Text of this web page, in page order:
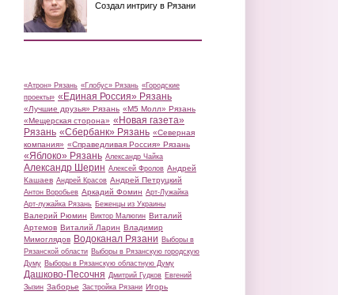
Создал интригу в Рязани
«Атрон» Рязань «Глобус» Рязань «Городские
проекты» «Единая Россия» Рязань
«Лучшие друзья» Рязань «М5 Молл» Рязань
«Мещерская сторона» «Новая газета»
Рязань «Сбербанк» Рязань «Северная
компания» «Справедливая Россия» Рязань
«Яблоко» Рязань Александр Чайка
Александр Шерин Алексей Фролов Андрей
Кашаев Андрей Красов Андрей Петруцкий
Антон Воробьев Аркадий Фомин Арт-Лужайка
Арт-лужайка Рязань Беженцы из Украины
Валерий Рюмин Виктор Малюгин Виталий
Артемов Виталий Ларин Владимир
Мимоглядов Водоканал Рязани Выборы в
Рязанской области Выборы в Рязанскую городскую
Думу Выборы в Рязанскую областную Думу
Дашково-Песочня Дмитрий Гудков Евгений
Зызин Заборье Застройка Рязани Игорь